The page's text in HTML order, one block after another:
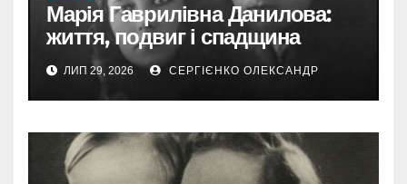
Марія Гаврилівна Данилова:
життя, подвиг і спадщина
новомучениці
ЛИП 29, 2026 СЕРГІЄНКО ОЛЕКСАНДР